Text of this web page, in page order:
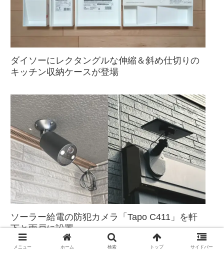
ダイソーにレクタングルな伸縮＆斜め仕切りの
キッチン収納ケースが登場
ソーラー給電の防犯カメラ「Tapo C411」を軒
下と雨戸に設置
メニュー ホーム 検索 トップ サイドバー